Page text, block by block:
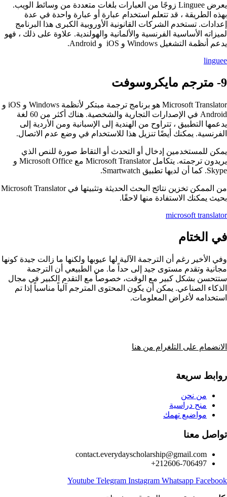
يعرض Linguee زوجًا من العبارات بلغات متعددة من وسائط الويب.
بهذه الطريقة ، قد تتعلم استخدام عبارة أو عبارة واحدة في عدة
إعدادات. تستخدم الشركات القانونية الأوروبية الكبرى هذا البرنامج
لميزاته الأساسية الفرنسية والألمانية والهولندية. علاوة على ذلك ، فهو
يدعم أنظمة التشغيل Windows و iOS و Android.
linguee
9- مترجم مايكروسوفت
Microsoft Translator هو برنامج ترجمة مبتكر لأنظمة Windows و iOS و
Android في الإصدارات التجارية والشخصية. هناك أكثر من 60 لغة
يدعمها التطبيق ، تتراوح من الهندية إلى الإسبانية ومن الأردية إلى
الفرنسية. يمكنك أيضًا تنزيل هذا للاستخدام في وضع عدم الاتصال.
يمكن للمستخدمين إدخال أو التحدث أو التقاط صورة للنص الذي
يريدون ترجمته. يتكامل Microsoft Translator مع Microsoft Office و
Skype. كما أن لديها تطبيق Smartwatch.
من الممكن تخزين نتائج البحث الحديثة وتثبيتها في Microsoft Translator
بحيث يمكنك الاستفادة منها لاحقًا.
microsoft translator
في الختام
وفي الأخير رغم أن الترجمة الآلية لها عيوبها ولكنها ما زالت جيدة كونها
مجانية وتقدم مستوى جيد إلى حداً ما. من الطبيعي أن الترجمة
ستتحسن بشكل كبير مع الوقت، خصوصاً مع التقدم الكبير في مجال
الذكاء الصناعي. يمكن أن يكون المحتوى المترجم آلياً مناسباً إذا تم
استخدامه لأغراض المعلومات.
الانضمام على التلغرام من هنا
روابط سريعة
من نحن
منح دراسية
مواضيع تهمك
تواصل معنا
contact.everydayscholarship@gmail.com
212606-706497+
Youtube Telegram Instagram Whatsapp Facebook